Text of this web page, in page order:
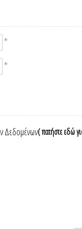
*
*
Δεδομένων( πατήστε εδώ